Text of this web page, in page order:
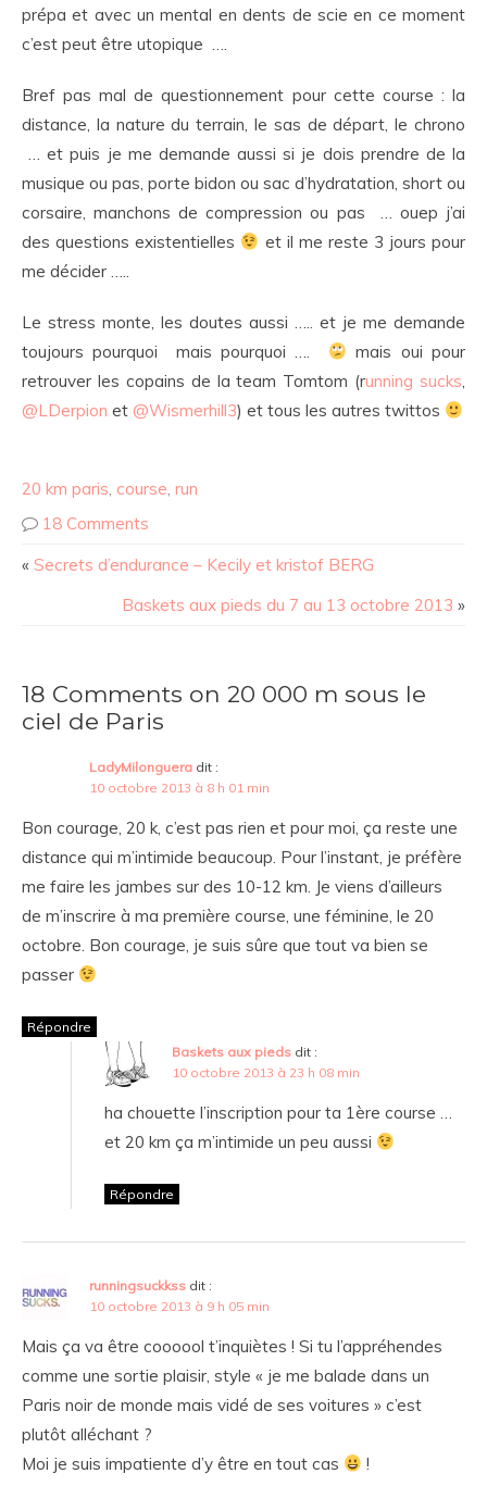
prépa et avec un mental en dents de scie en ce moment
c’est peut être utopique ….
Bref pas mal de questionnement pour cette course : la
distance, la nature du terrain, le sas de départ, le chrono
… et puis je me demande aussi si je dois prendre de la
musique ou pas, porte bidon ou sac d’hydratation, short ou
corsaire, manchons de compression ou pas … ouep j’ai
des questions existentielles
et il me reste 3 jours pour
me décider …..
Le stress monte, les doutes aussi ….. et je me demande
toujours pourquoi mais pourquoi ….
mais oui pour
retrouver les copains de la team Tomtom (running sucks,
@LDerpion et @Wismerhill3) et tous les autres twittos
20 km paris, course, run
18 Comments
« Secrets d’endurance – Kecily et kristof BERG
Baskets aux pieds du 7 au 13 octobre 2013 »
18 Comments on 20 000 m sous le
ciel de Paris
LadyMilonguera dit :
10 octobre 2013 à 8 h 01 min
Bon courage, 20 k, c’est pas rien et pour moi, ça reste une
distance qui m’intimide beaucoup. Pour l’instant, je préfère
me faire les jambes sur des 10-12 km. Je viens d’ailleurs
de m’inscrire à ma première course, une féminine, le 20
octobre. Bon courage, je suis sûre que tout va bien se
passer
Répondre
Baskets aux pieds dit :
10 octobre 2013 à 23 h 08 min
ha chouette l’inscription pour ta 1ère course …
et 20 km ça m’intimide un peu aussi
Répondre
runningsuckkss dit :
10 octobre 2013 à 9 h 05 min
Mais ça va être coooool t’inquiètes ! Si tu l’appréhendes
comme une sortie plaisir, style « je me balade dans un
Paris noir de monde mais vidé de ses voitures » c’est
plutôt alléchant ?
Moi je suis impatiente d’y être en tout cas
!